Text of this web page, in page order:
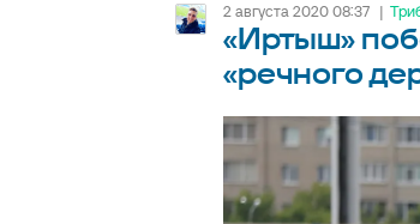
2 августа 2020 08:37 |
«Иртыш»
«речного